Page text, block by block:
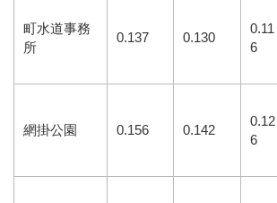
町水道事務
所
0.137 0.130
0.11
6
網掛公園 0.156 0.142
0.12
6